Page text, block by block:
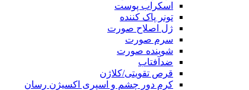
اسکراب پوست
تونر پاک کننده
ژل اصلاح صورت
سرم صورت
شوینده صورت
ضدآفتاب
قرص تقویتی/کلاژن
کرم دور چشم و اسپری اکسیژن رسان